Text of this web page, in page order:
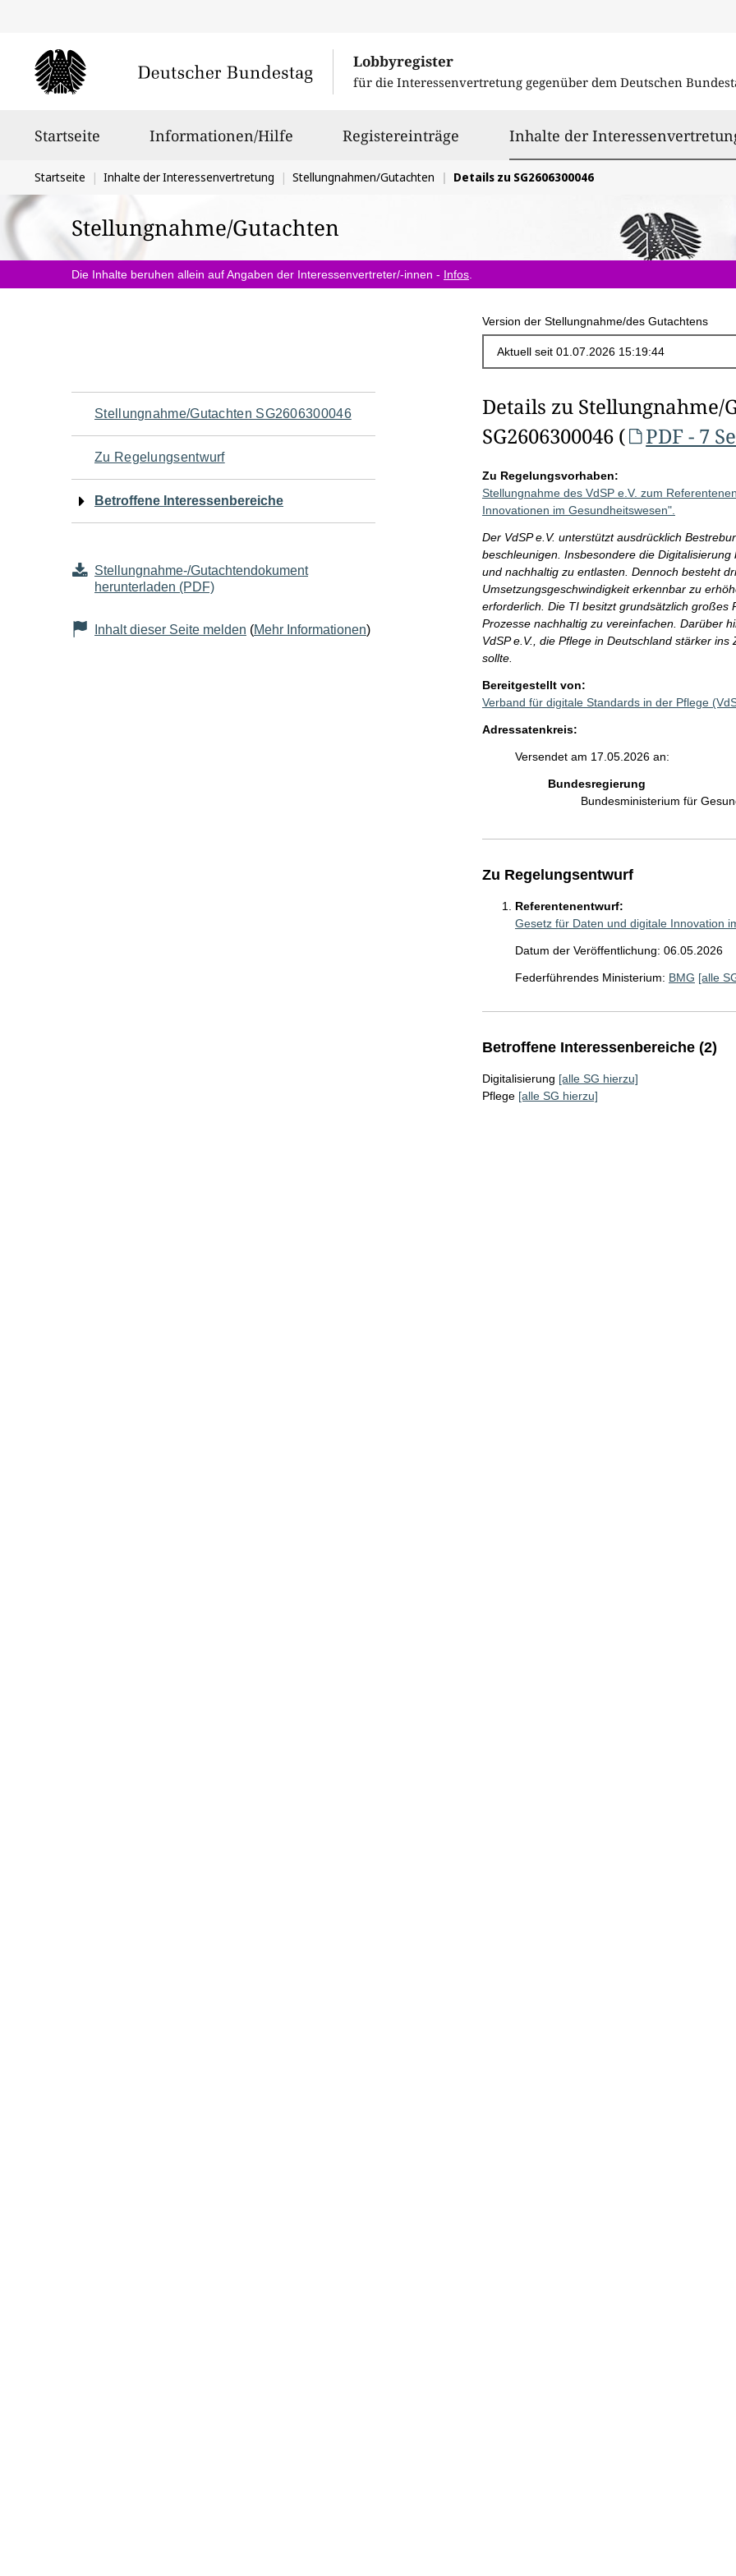
Lobbyregister
für die Interessenvertretung gegenüber dem Deutschen
Startseite Informationen/Hilfe Registereinträge Inhalte der
Sie
befinden
sich
hier:
Startseite Inhalte der Interessenvertretung Stellungnahmen/Gutachten Details zu SG2606300046
Stellungnahme/Gutachten
Die Inhalte beruhen allein auf Angaben der Interessenvertreter/-innen - Infos
Version der Stellungnahme/des Gutachtens
Navigation
für
den
Seiteninhalt
Stellungnahme/Gutachten SG2606300046
Zu Regelungsentwurf
Betroffene Interessenbereiche
Stellungnahme-/Gutachtendokument
herunterladen (PDF)
Inhalt dieser Seite melden (Mehr Informationen)
Details zu Stellungnahme/
SG2606300046 (
PDF - 7
Zu Regelungsvorhaben:
Stellungnahme des VdSP e.V. zum
Innovationen im Gesundheitswesen".
Der VdSP e.V. unterstützt ausdrücklich
beschleunigen. Insbesondere die
und nachhaltig zu entlasten. Dennoch besteht
Umsetzungsgeschwindigkeit erkennbar zu
erforderlich. Die TI besitzt grundsätzlich großes
Prozesse nachhaltig zu vereinfachen. Darüber
VdSP e.V., die Pflege in Deutschland stärker
sollte.
Bereitgestellt von:
Verband für digitale Standards in der Pflege
Adressatenkreis:
Versendet am 17.05.2026 an:
Bundesregierung
Bundesministerium für
Zu Regelungsentwurf
Referentenentwurf:
Gesetz für Daten und digitale Innovation
Datum der Veröffentlichung: 06.05.2026
Federführendes Ministerium: BMG [alle
Betroffene Interessenbereiche (2)
Digitalisierung [alle SG hierzu]
Pflege [alle SG hierzu]